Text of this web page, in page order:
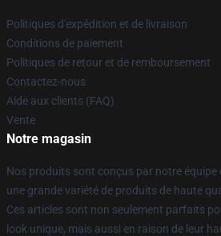
Politiques d'expédition et de livraison
Conditions de paiement
Politiques de retour et de remboursement
Contactez-nous
Aide aux clients (FAQ)
Vente
Notre magasin
Nos produits sont conçus par notre
une grande variété de produits de haute
Ces articles sont non seulement parfaits
look unique, mais aussi en raison de leur